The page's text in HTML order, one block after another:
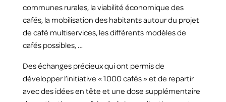
communes rurales, la viabilité économique des
cafés, la mobilisation des habitants autour du projet
de café multiservices, les différents modèles de
cafés possibles, …
Des échanges précieux qui ont permis de
développer l’initiative « 1000 cafés » et de repartir
avec des idées en tête et une dose supplémentaire